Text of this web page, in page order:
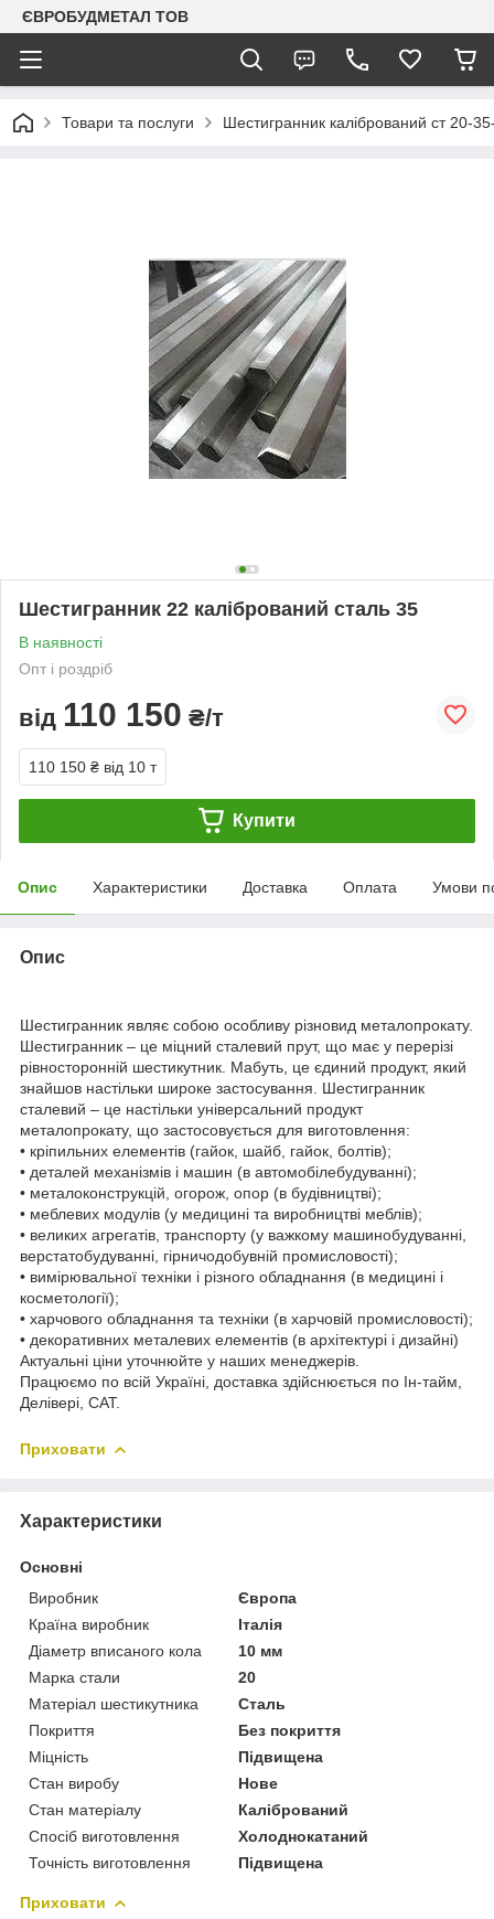
ЄВРОБУДМЕТАЛ ТОВ
Товари та послуги Шестигранник калібрований ст 20-
Шестигранник 22 калібрований сталь 35
В наявності
Опт і роздріб
від 110 150 ₴/т
110 150 ₴ від 10 т
Купити
Опис Характеристики Доставка Оплата Умови
Опис
Шестигранник являє собою особливу різновид металопрокату.
Шестигранник – це міцний сталевий прут, що має у перерізі
рівносторонній шестикутник. Мабуть, це єдиний продукт, який
знайшов настільки широке застосування. Шестигранник
сталевий – це настільки універсальний продукт
металопрокату, що застосовується для виготовлення:
• кріпильних елементів (гайок, шайб, гайок, болтів);
• деталей механізмів і машин (в автомобілебудуванні);
• металоконструкцій, огорож, опор (в будівництві);
• меблевих модулів (у медицині та виробництві меблів);
• великих агрегатів, транспорту (у важкому машинобудуванні,
верстатобудуванні, гірничодобувній промисловості);
• вимірювальної техніки і різного обладнання (в медицині і
косметології);
• харчового обладнання та техніки (в харчовій промисловості);
• декоративних металевих елементів (в архітектурі і дизайні)
Актуальні ціни уточнюйте у наших менеджерів.
Працюємо по всій Україні, доставка здійснюється по Ін-тайм,
Делівері, САТ.
Приховати
Характеристики
Основні
Виробник
Європа
Країна виробник
Італія
Діаметр вписаного кола
10 мм
Марка стали
20
Матеріал шестикутника
Сталь
Покриття
Без покриття
Міцність
Підвищена
Стан виробу
Нове
Стан матеріалу
Калібрований
Спосіб виготовлення
Холоднокатаний
Точність виготовлення
Підвищена
Приховати